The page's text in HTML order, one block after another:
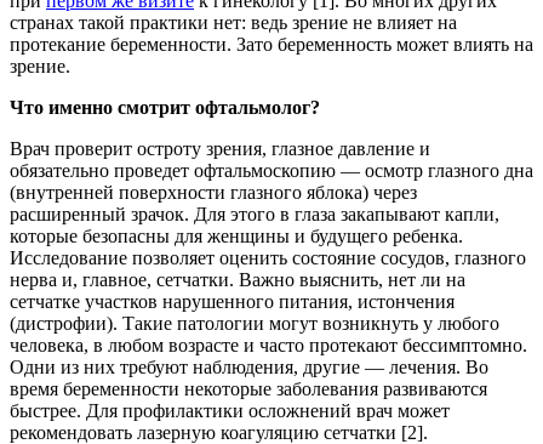
странах такой практики нет: ведь зрение не влияет на
протекание беременности. Зато беременность может влиять на
зрение.
Что именно смотрит офтальмолог?
Врач проверит остроту зрения, глазное давление и
обязательно проведет офтальмоскопию — осмотр глазного дна
(внутренней поверхности глазного яблока) через
расширенный зрачок. Для этого в глаза закапывают капли,
которые безопасны для женщины и будущего ребенка.
Исследование позволяет оценить состояние сосудов, глазного
нерва и, главное, сетчатки. Важно выяснить, нет ли на
сетчатке участков нарушенного питания, истончения
(дистрофии). Такие патологии могут возникнуть у любого
человека, в любом возрасте и часто протекают бессимптомно.
Одни из них требуют наблюдения, другие — лечения. Во
время беременности некоторые заболевания развиваются
быстрее. Для профилактики осложнений врач может
рекомендовать лазерную коагуляцию сетчатки [2].